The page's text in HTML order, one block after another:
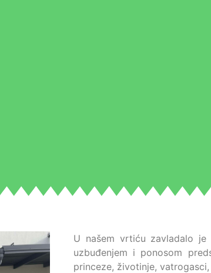
U našem vrtiću zavladalo
uzbuđenjem i ponosom
princeze, životinje,